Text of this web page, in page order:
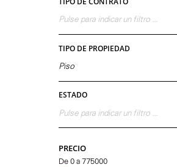
Pulse para indicar un filtro ...
TIPO DE PROPIEDAD
Piso
ESTADO
Pulse para indicar un filtro ...
PRECIO
De 0 a 775000